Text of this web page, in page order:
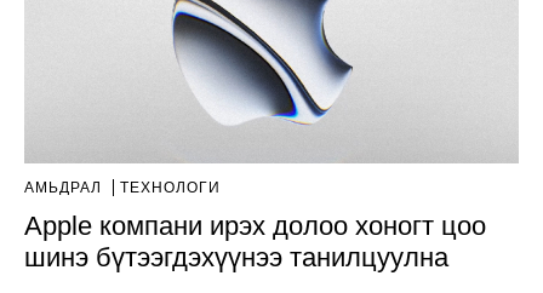
АМЬДРАЛ ТЕХНОЛОГИ
Apple компани ирэх долоо хоногт цоо
шинэ бүтээгдэхүүнээ танилцуулна